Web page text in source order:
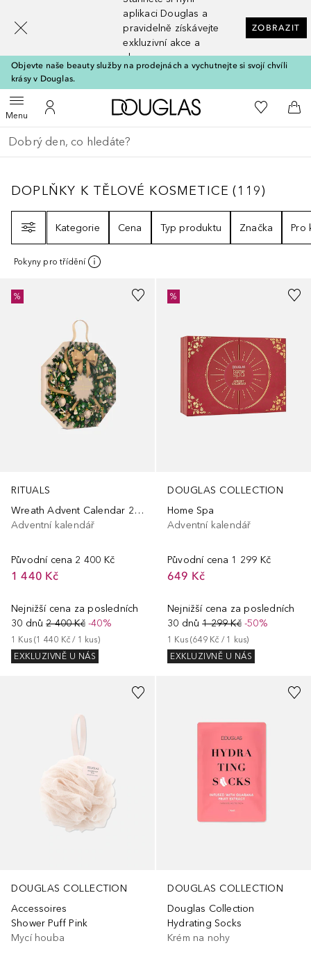
aplikaci Douglas a
pravidelně získávejte
exkluzivní akce a
slevy
ZOBRAZIT
Objevte naše beauty služby na prodejnách a vychutnejte si svojí chvíli
krásy v Douglas.
MenuOtevřít menuK mému účtu
Domů K mému
Do
Vraťte se
Proveďte vyhledávání
DOPLŇKY K TĚLOVÉ KOSMETICE 119
DOPLŇKY K TĚLOVÉ KOSMETICE (119)
Kategorie
Cena Typ produktu Značka Pro
Pokyny pro třídění
RITUALS
Wreath Advent Calendar 2025 - adventní kalendář
Adventní kalendář
Původní cena 2 400 Kč
1 440 Kč
Nejnižší cena za posledních
30 dnů 2 400 Kč-40%
1 Kus (1 440 Kč / 1 kus)
EXKLUZIVNĚ U NÁS
%
DOUGLAS COLLECTION
Home Spa
Adventní kalendář
Původní cena 1 299 Kč
649 Kč
Nejnižší cena za posledních
30 dnů 1 299 Kč-50%
1 Kus (649 Kč / 1 kus)
EXKLUZIVNĚ U NÁS
%
DOUGLAS COLLECTION
Accessoires
Shower Puff Pink
Mycí houba
DOUGLAS COLLECTION
Douglas Collection
Hydrating Socks
Krém na nohy
[navigation.slideout.screenreader]